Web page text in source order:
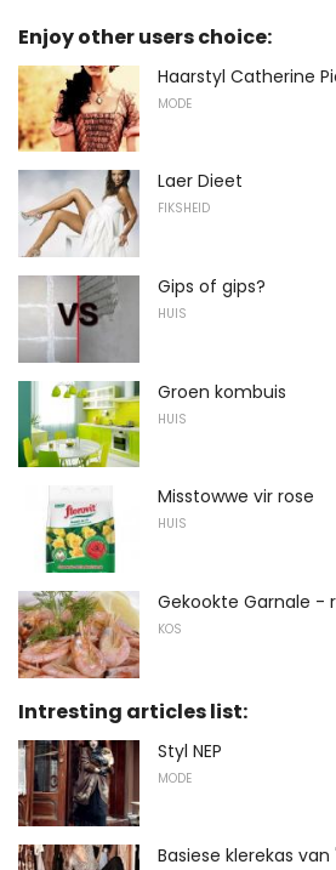
Enjoy other users choice:
Haarstyl Catherine
MODE
Laer Dieet
FIKSHEID
Gips of gips?
HUIS
Groen kombuis
HUIS
Misstowwe vir rose
HUIS
Gekookte Garnale -
KOS
Intresting articles list:
Styl NEP
MODE
Basiese klerekas